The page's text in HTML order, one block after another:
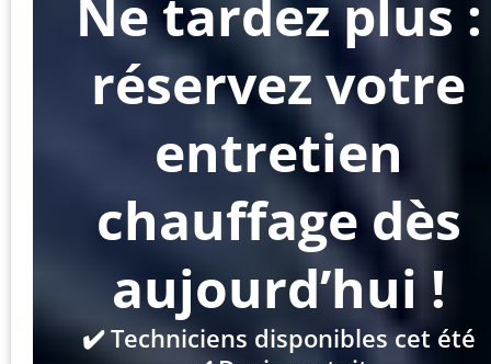
Ne tardez plus :
réservez votre
entretien
chauffage dès
aujourd’hui !
✔️ Techniciens disponibles cet été